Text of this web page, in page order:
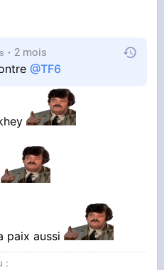
2 mois
@TF6
paix aussi
: